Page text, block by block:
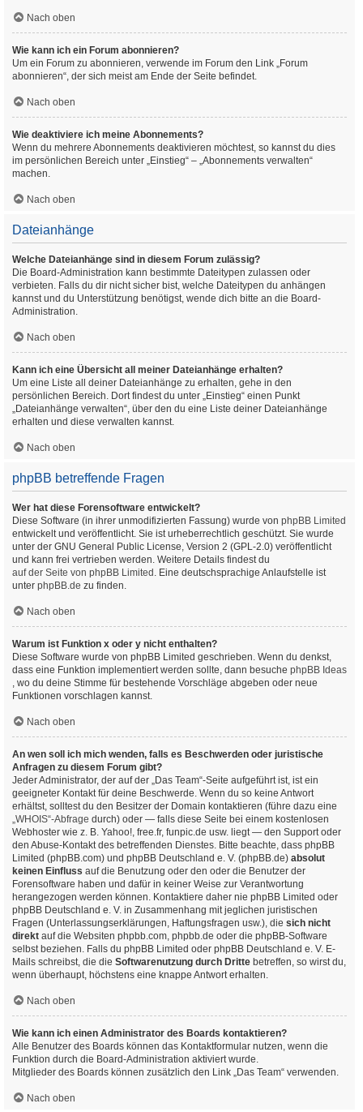
Nach oben
Wie kann ich ein Forum abonnieren?
Um ein Forum zu abonnieren, verwende im Forum den Link „Forum
abonnieren“, der sich meist am Ende der Seite befindet.
Nach oben
Wie deaktiviere ich meine Abonnements?
Wenn du mehrere Abonnements deaktivieren möchtest, so kannst du dies
im persönlichen Bereich unter „Einstieg“ – „Abonnements verwalten“
machen.
Nach oben
Dateianhänge
Welche Dateianhänge sind in diesem Forum zulässig?
Die Board-Administration kann bestimmte Dateitypen zulassen oder
verbieten. Falls du dir nicht sicher bist, welche Dateitypen du anhängen
kannst und du Unterstützung benötigst, wende dich bitte an die Board-
Administration.
Nach oben
Kann ich eine Übersicht all meiner Dateianhänge erhalten?
Um eine Liste all deiner Dateianhänge zu erhalten, gehe in den
persönlichen Bereich. Dort findest du unter „Einstieg“ einen Punkt
„Dateianhänge verwalten“, über den du eine Liste deiner Dateianhänge
erhalten und diese verwalten kannst.
Nach oben
phpBB betreffende Fragen
Wer hat diese Forensoftware entwickelt?
Diese Software (in ihrer unmodifizierten Fassung) wurde von phpBB Limited
entwickelt und veröffentlicht. Sie ist urheberrechtlich geschützt. Sie wurde
unter der GNU General Public License, Version 2 (GPL-2.0) veröffentlicht
und kann frei vertrieben werden. Weitere Details findest du
auf der Seite von phpBB Limited . Eine deutschsprachige Anlaufstelle ist
unter phpBB.de zu finden.
Nach oben
Warum ist Funktion x oder y nicht enthalten?
Diese Software wurde von phpBB Limited geschrieben. Wenn du denkst,
dass eine Funktion implementiert werden sollte, dann besuche phpBB Ideas
, wo du deine Stimme für bestehende Vorschläge abgeben oder neue
Funktionen vorschlagen kannst.
Nach oben
An wen soll ich mich wenden, falls es Beschwerden oder juristische
Anfragen zu diesem Forum gibt?
Jeder Administrator, der auf der „Das Team“-Seite aufgeführt ist, ist ein
geeigneter Kontakt für deine Beschwerde. Wenn du so keine Antwort
erhältst, solltest du den Besitzer der Domain kontaktieren (führe dazu eine
„WHOIS“-Abfrage durch) oder — falls diese Seite bei einem kostenlosen
Webhoster wie z. B. Yahoo!, free.fr, funpic.de usw. liegt — den Support oder
den Abuse-Kontakt des betreffenden Dienstes. Bitte beachte, dass phpBB
Limited (phpBB.com) und phpBB Deutschland e. V. (phpBB.de) absolut
keinen Einfluss auf die Benutzung oder den oder die Benutzer der
Forensoftware haben und dafür in keiner Weise zur Verantwortung
herangezogen werden können. Kontaktiere daher nie phpBB Limited oder
phpBB Deutschland e. V. in Zusammenhang mit jeglichen juristischen
Fragen (Unterlassungserklärungen, Haftungsfragen usw.), die sich nicht
direkt auf die Websiten phpbb.com, phpbb.de oder die phpBB-Software
selbst beziehen. Falls du phpBB Limited oder phpBB Deutschland e. V. E-
Mails schreibst, die die Softwarenutzung durch Dritte betreffen, so wirst du,
wenn überhaupt, höchstens eine knappe Antwort erhalten.
Nach oben
Wie kann ich einen Administrator des Boards kontaktieren?
Alle Benutzer des Boards können das Kontaktformular nutzen, wenn die
Funktion durch die Board-Administration aktiviert wurde.
Mitglieder des Boards können zusätzlich den Link „Das Team“ verwenden.
Nach oben